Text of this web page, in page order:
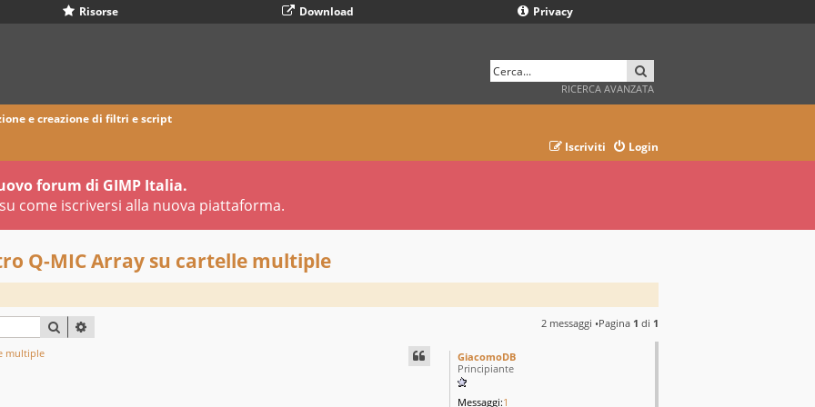
Risorse Download Privacy
RICERCA AVANZATA
e creazione di filtri e script
Login
Iscriviti
forum di GIMP Italia.
come iscriversi alla nuova piattaforma.
Q-MIC Array su cartelle multiple
CERCA 2 messaggi •Pagina 1 di 1
GiacomoDB
Principiante
Messaggi:1
multiple